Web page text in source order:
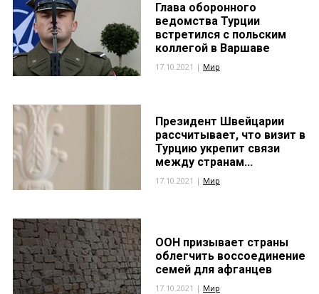
Глава оборонного
ведомства Турции
встретился с польским
коллегой в Варшаве
17.10.2021 | Мир
Президент Швейцарии
рассчитывает, что визит в
Турцию укрепит связи
между странам...
17.10.2021 | Мир
ООН призывает страны
облегчить воссоединение
семей для афганцев
17.10.2021 | Мир